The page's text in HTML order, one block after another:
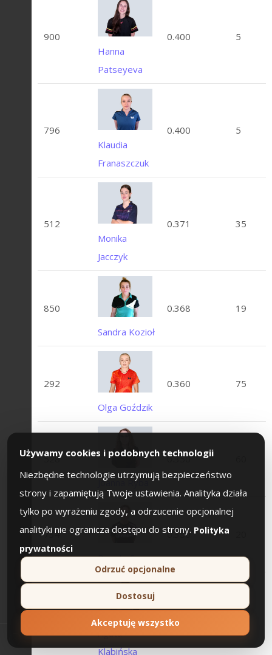
900
Hanna
Patseyeva
0.400 5
796
Klaudia
Franaszczuk
0.400 5
512
Monika
Jacczyk
0.371 35
850
Sandra Kozioł
0.368 19
292
Olga Goździk
0.360 75
528
Joanna Ryba
0.350
734
Dorota Sass
0.350
Agata
Klabińska
0.343
Używamy cookies i podobnych technologii
Niezbędne technologie utrzymują bezpieczeństwo
strony i zapamiętują Twoje ustawienia. Analityka działa
tylko po wyrażeniu zgody, a odrzucenie opcjonalnej
analityki nie ogranicza dostępu do strony. Polityka
prywatności
Odrzuć opcjonalne
Dostosuj
Akceptuję wszystko